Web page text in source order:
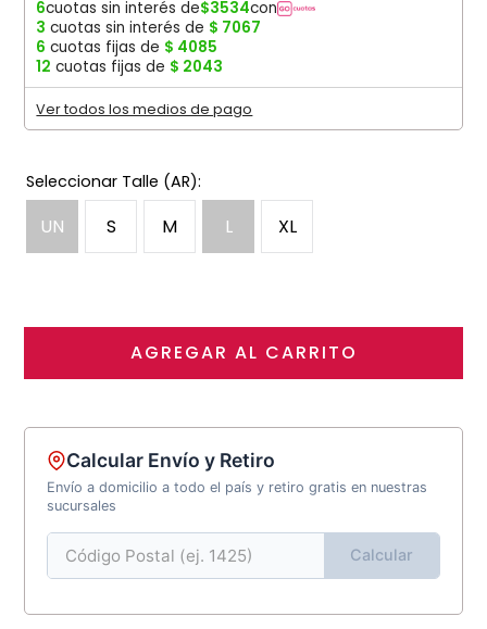
6cuotas sin interés de$3534con
3 cuotas sin interés de $ 7067
6 cuotas fijas de $ 4085
12 cuotas fijas de $ 2043
Ver todos los medios de pago
S L
M
UN XL
AGREGAR AL CARRITO
Calcular Envío y Retiro
Envío a domicilio a todo el país y retiro gratis en nuestras
sucursales
Calcular